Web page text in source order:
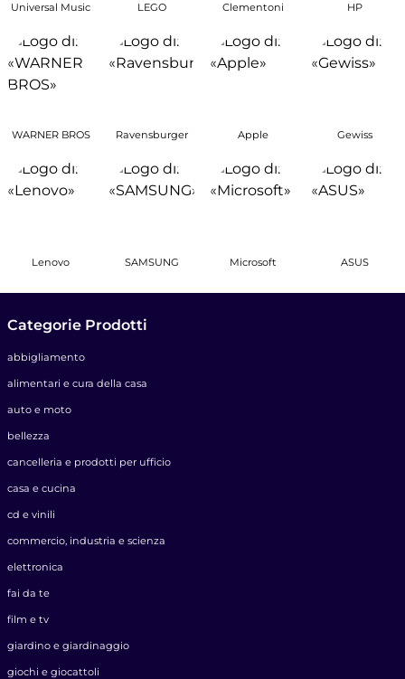
Universal Music LEGO Clementoni HP
WARNER BROS Ravensburger Apple Gewiss
Lenovo SAMSUNG Microsoft ASUS
Categorie Prodotti
abbigliamento
alimentari e cura della casa
auto e moto
bellezza
cancelleria e prodotti per ufficio
casa e cucina
cd e vinili
commercio, industria e scienza
elettronica
fai da te
film e tv
giardino e giardinaggio
giochi e giocattoli